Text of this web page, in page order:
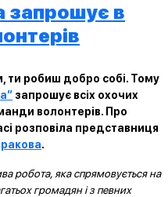
запрошує в
робиш добро собі. Тому
запрошує всіх охочих
волонтерів. Про
розповіла представниця
.
робота, яка спрямовується на
громадян і з певних